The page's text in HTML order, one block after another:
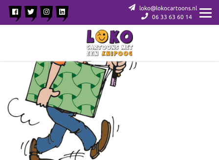
loko@lokocartoons.nl
06 33 63 60 14